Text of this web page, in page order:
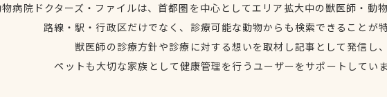
物病院ドクターズ・ファイルは、首都圏を中心としてエリア拡大中の獣医師・動
路線・駅・行政区だけでなく、診療可能な動物からも検索できることが
獣医師の診療方針や診療に対する想いを取材し記事として発信し
ペットも大切な家族として健康管理を行うユーザーをサポートしてい